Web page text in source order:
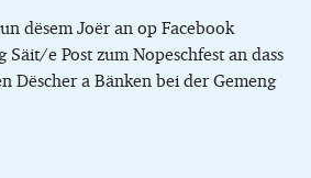
dësem Joër an op Facebook
e Post zum Nopeschfest an dass
Dëscher a Bänken bei der Gemeng